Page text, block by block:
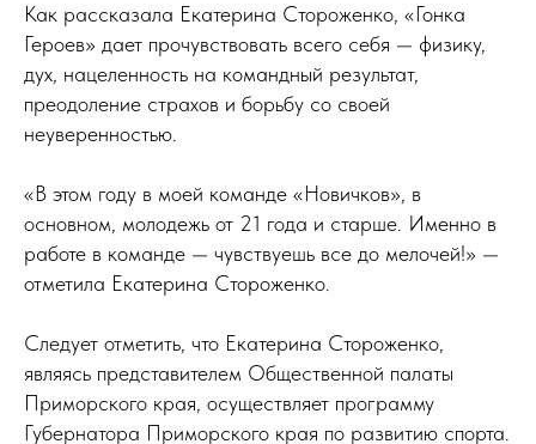
Как рассказала Екатерина Стороженко, «Гонка
Героев» дает прочувствовать всего себя — физику,
дух, нацеленность на командный результат,
преодоление страхов и борьбу со своей
неуверенностью.
«В этом году в моей команде «Новичков», в
основном, молодежь от 21 года и старше. Именно в
работе в команде — чувствуешь все до мелочей!» —
отметила Екатерина Стороженко.
Следует отметить, что Екатерина Стороженко,
являясь представителем Общественной палаты
Приморского края, осуществляет программу
Губернатора Приморского края по развитию спорта.